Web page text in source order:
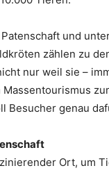
und
zählen zu
nur weil sie –
Besucher genau
Ort, um